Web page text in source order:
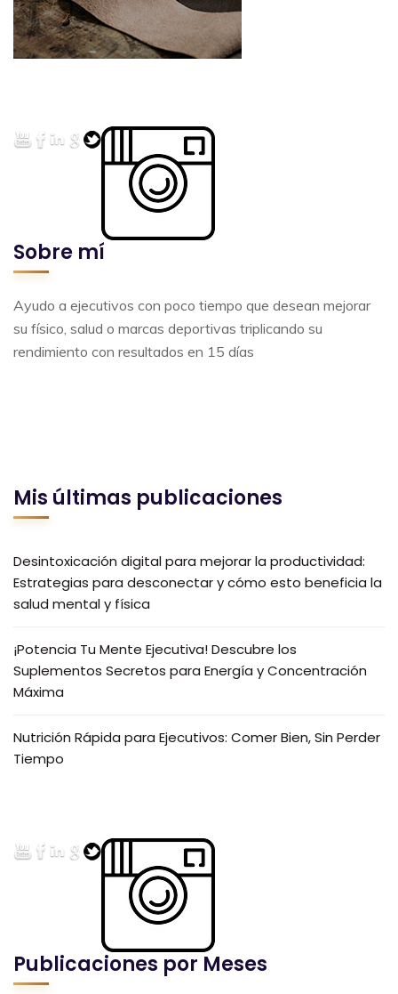
Sobre mí
Ayudo a ejecutivos con poco tiempo que desean mejorar
su físico, salud o marcas deportivas triplicando su
rendimiento con resultados en 15 días
Mis últimas publicaciones
Desintoxicación digital para mejorar la productividad:
Estrategias para desconectar y cómo esto beneficia la
salud mental y física
¡Potencia Tu Mente Ejecutiva! Descubre los
Suplementos Secretos para Energía y Concentración
Máxima
Nutrición Rápida para Ejecutivos: Comer Bien, Sin Perder
Tiempo
Publicaciones por Meses